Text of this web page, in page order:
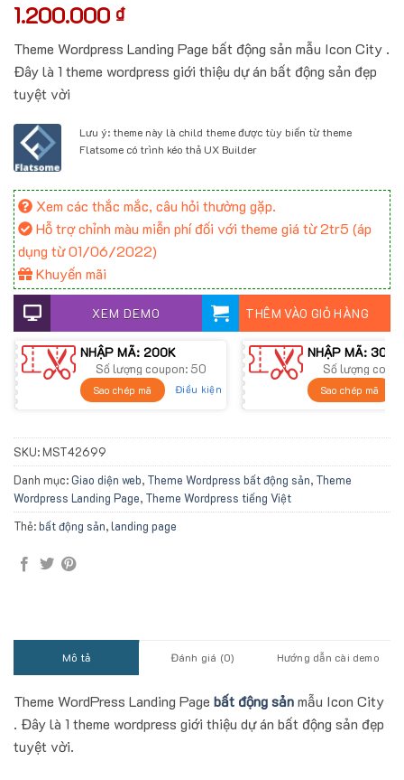
1.200.000 ₫
Theme Wordpress Landing Page bất động sản mẫu Icon City .
Đây là 1 theme wordpress giới thiệu dự án bất động sản đẹp
tuyệt vời
Lưu ý: theme này là child theme được tùy biến từ theme
Flatsome có trình kéo thả UX Builder
Xem các thắc mắc, câu hỏi thường gặp.
Hỗ trợ chỉnh màu miễn phí đối với theme giá từ 2tr5 (áp
dụng từ 01/06/2022)
Khuyến mãi
XEM DEMO THÊM VÀO GIỎ HÀNG
NHẬP MÃ: 200K
Số lượng coupon: 50
Sao chép mã Điều kiện
NHẬP MÃ: 300K
Số lượng
Sao chép mã
SKU: MST42699
Danh mục:Giao diện web, Theme Wordpress bất động sản, Theme
Wordpress Landing Page, Theme Wordpress tiếng Việt
Thẻ:bất động sản,landing page
Mô tả Đánh giá (0) Hướng dẫn cài demo
Theme WordPress Landing Page bất động sảnmẫu Icon City
. Đây là 1 theme wordpress giới thiệu dự án bất động sản đẹp
tuyệt vời.